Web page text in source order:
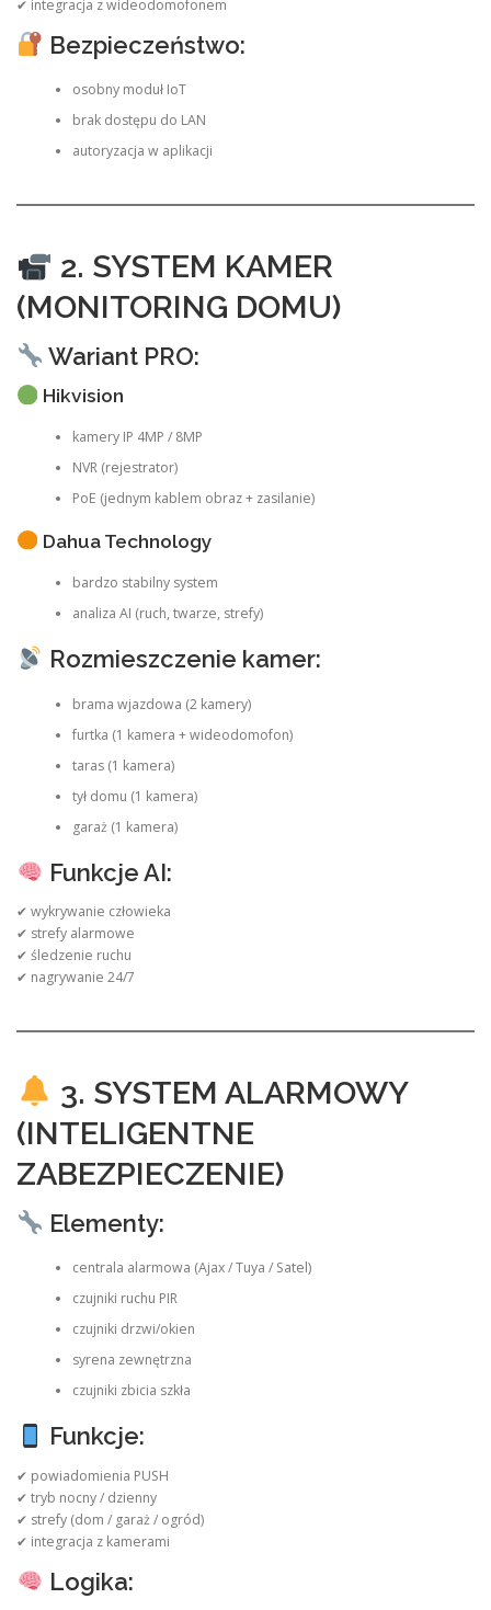
✔ integracja z wideodomofonem
Bezpieczeństwo:
osobny moduł IoT
brak dostępu do LAN
autoryzacja w aplikacji
2. SYSTEM KAMER
(MONITORING DOMU)
Wariant PRO:
Hikvision
kamery IP 4MP / 8MP
NVR (rejestrator)
PoE (jednym kablem obraz + zasilanie)
Dahua Technology
bardzo stabilny system
analiza AI (ruch, twarze, strefy)
Rozmieszczenie kamer:
brama wjazdowa (2 kamery)
furtka (1 kamera + wideodomofon)
taras (1 kamera)
tył domu (1 kamera)
garaż (1 kamera)
Funkcje AI:
✔ wykrywanie człowieka
✔ strefy alarmowe
✔ śledzenie ruchu
✔ nagrywanie 24/7
3. SYSTEM ALARMOWY
(INTELIGENTNE
ZABEZPIECZENIE)
Elementy:
centrala alarmowa (Ajax / Tuya / Satel)
czujniki ruchu PIR
czujniki drzwi/okien
syrena zewnętrzna
czujniki zbicia szkła
Funkcje:
✔ powiadomienia PUSH
✔ tryb nocny / dzienny
✔ strefy (dom / garaż / ogród)
✔ integracja z kamerami
Logika: